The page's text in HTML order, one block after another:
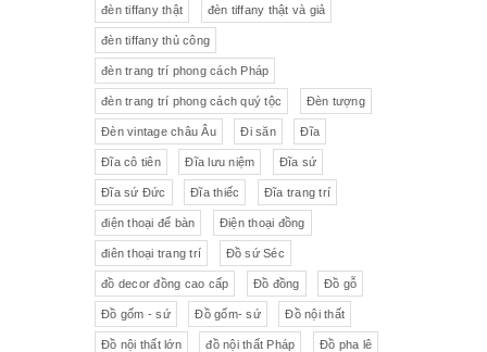
đèn tiffany thật đèn tiffany thật và giả
đèn tiffany thủ công
đèn trang trí phong cách Pháp
đèn trang trí phong cách quý tộc Đèn tượng
Đèn vintage châu Âu Đi săn Đĩa
Đĩa cô tiên Đĩa lưu niệm Đĩa sứ
Đĩa sứ Đức Đĩa thiếc Đĩa trang trí
điện thoại để bàn Điện thoại đồng
điên thoại trang trí Đồ sứ Séc
đồ decor đồng cao cấp Đồ đồng Đồ gỗ
Đồ gốm - sứ Đồ gốm- sứ Đồ nội thất
Đồ nội thất lớn đồ nội thất Pháp Đồ pha lê